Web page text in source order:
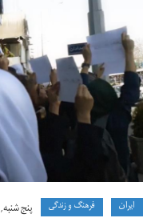
ايران فرهنگ و زندگی پنج شنبه, ۱۷ اسفند ۱۳۹۶ ۱۵:۱۴